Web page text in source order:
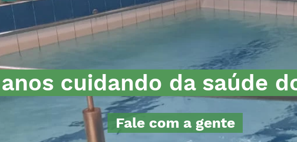
cuidando da saúde
Fale com a gente